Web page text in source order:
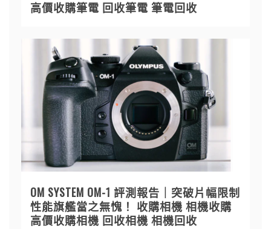
高價收購筆電 回收筆電 筆電回收
OM SYSTEM OM-1 評測報告｜突破片幅限制
性能旗艦當之無愧！ 收購相機 相機收購
高價收購相機 回收相機 相機回收